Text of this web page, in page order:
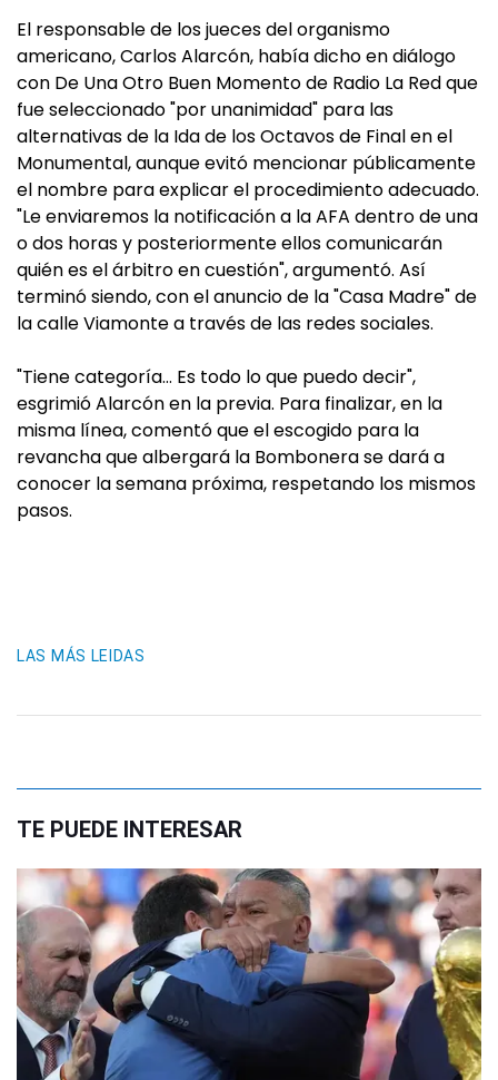
El responsable de los jueces del organismo
americano, Carlos Alarcón, había dicho en diálogo
con De Una Otro Buen Momento de Radio La Red que
fue seleccionado "por unanimidad" para las
alternativas de la Ida de los Octavos de Final en el
Monumental, aunque evitó mencionar públicamente
el nombre para explicar el procedimiento adecuado.
"Le enviaremos la notificación a la AFA dentro de una
o dos horas y posteriormente ellos comunicarán
quién es el árbitro en cuestión", argumentó. Así
terminó siendo, con el anuncio de la "Casa Madre" de
la calle Viamonte a través de las redes sociales.
"Tiene categoría… Es todo lo que puedo decir",
esgrimió Alarcón en la previa. Para finalizar, en la
misma línea, comentó que el escogido para la
revancha que albergará la Bombonera se dará a
conocer la semana próxima, respetando los mismos
pasos.
LAS MÁS LEIDAS
TE PUEDE INTERESAR